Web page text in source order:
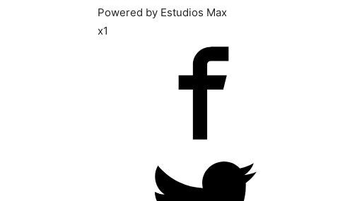
Powered by Estudios Max
x1